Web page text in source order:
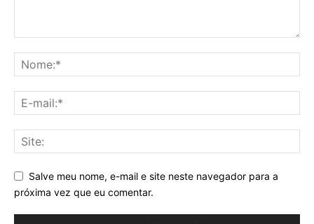
Salve meu nome, e-mail e site neste navegador para a
próxima vez que eu comentar.